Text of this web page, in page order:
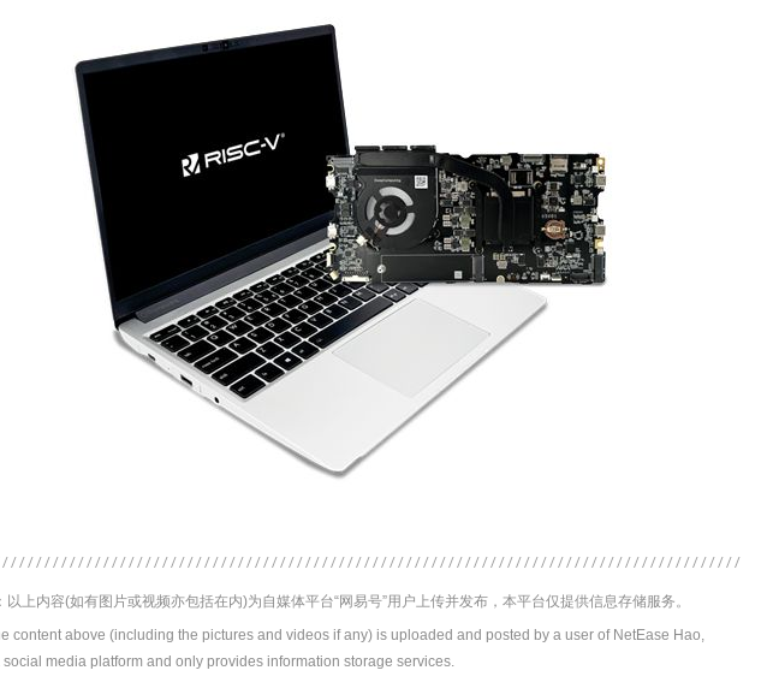
以上内容(如有图片或视频亦包括在内)为自媒体平台“网易号”用户上传并发布，本平台仅提供信息存储服务。
content above (including the pictures and videos if any) is uploaded and posted by a user of NetEase Hao,
media platform and only provides information storage services.